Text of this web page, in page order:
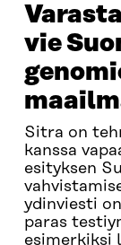
vie
Sitra on
kanssa
esityksen
ydinviesti
paras
esimerkiksi